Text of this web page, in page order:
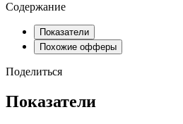
Содержание
Показатели
Похожие офферы
Поделиться
Показатели